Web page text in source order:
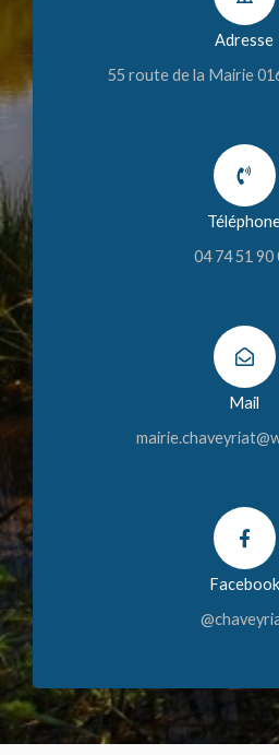
Adresse
55 route de la Mairie
04 74 51 90
Mail
Facebook